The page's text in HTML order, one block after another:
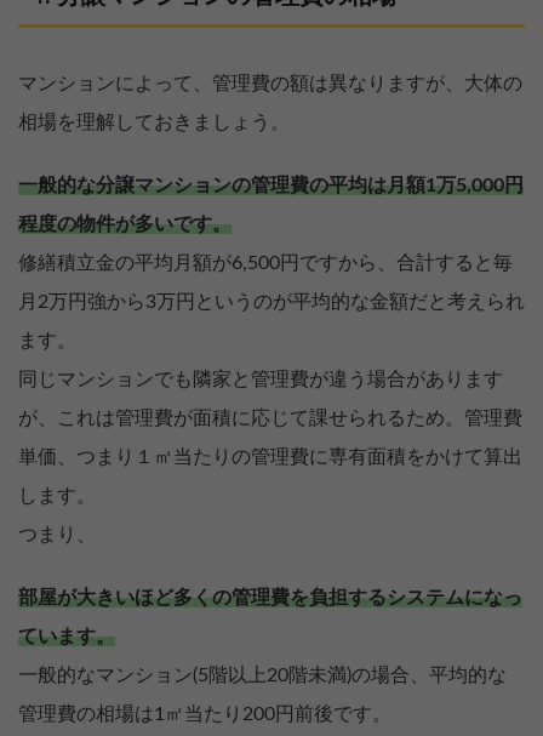
マンションによって、管理費の額は異なりますが、大体の
相場を理解しておきましょう。
一般的な分譲マンションの管理費の平均は月額1万5,000円
程度の物件が多いです。
修繕積立金の平均月額が6,500円ですから、合計すると毎
月2万円強から3万円というのが平均的な金額だと考えられ
ます。
同じマンションでも隣家と管理費が違う場合があります
が、これは管理費が面積に応じて課せられるため。管理費
単価、つまり１㎡当たりの管理費に専有面積をかけて算出
します。
つまり、
部屋が大きいほど多くの管理費を負担するシステムになっ
ています。
一般的なマンション(5階以上20階未満)の場合、平均的な
管理費の相場は1㎡当たり200円前後です。